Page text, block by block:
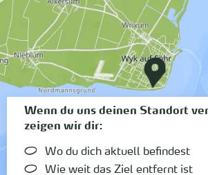
Wenn du uns deinen Standort
zeigen wir dir:
Wo du dich aktuell befindest
Wie weit das Ziel entfernt ist